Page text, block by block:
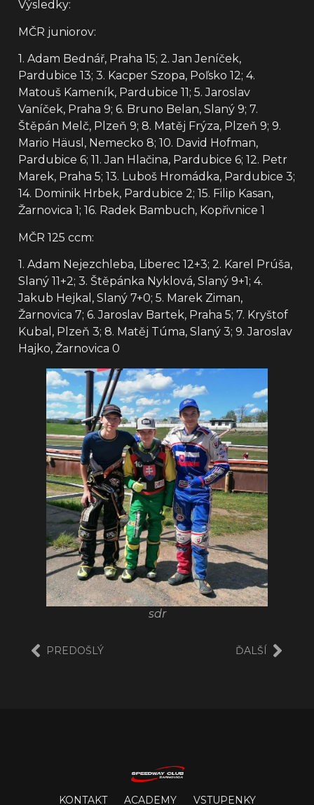
Výsledky:
MČR juniorov:
1. Adam Bednář, Praha 15; 2. Jan Jeníček,
Pardubice 13; 3. Kacper Szopa, Poľsko 12; 4.
Matouš Kameník, Pardubice 11; 5. Jaroslav
Vaníček, Praha 9; 6. Bruno Belan, Slaný 9; 7.
Štěpán Melč, Plzeň 9; 8. Matěj Frýza, Plzeň 9; 9.
Mario Häusl, Nemecko 8; 10. David Hofman,
Pardubice 6; 11. Jan Hlačina, Pardubice 6; 12. Petr
Marek, Praha 5; 13. Luboš Hromádka, Pardubice 3;
14. Dominik Hrbek, Pardubice 2; 15. Filip Kasan,
Žarnovica 1; 16. Radek Bambuch, Kopřivnice 1
MČR 125 ccm:
1. Adam Nejezchleba, Liberec 12+3; 2. Karel Prúša,
Slaný 11+2; 3. Štěpánka Nyklová, Slaný 9+1; 4.
Jakub Hejkal, Slaný 7+0; 5. Marek Ziman,
Žarnovica 7; 6. Jaroslav Bartek, Praha 5; 7. Kryštof
Kubal, Plzeň 3; 8. Matěj Túma, Slaný 3; 9. Jaroslav
Hajko, Žarnovica 0
sdr
PREDOŠLÝ ĎALŠÍ
KONTAKT ACADEMY VSTUPENKY